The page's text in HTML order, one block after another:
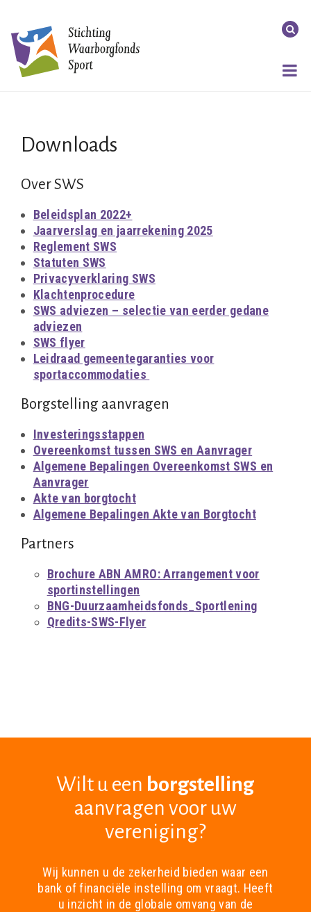
Downloads
Over SWS
Beleidsplan 2022+
Jaarverslag en jaarrekening 2025
Reglement SWS
Statuten SWS
Privacyverklaring SWS
Klachtenprocedure
SWS adviezen – selectie van eerder gedane
adviezen
SWS flyer
Leidraad gemeentegaranties voor
sportaccommodaties
Borgstelling aanvragen
Investeringsstappen
Overeenkomst tussen SWS en Aanvrager
Algemene Bepalingen Overeenkomst SWS en
Aanvrager
Akte van borgtocht
Algemene Bepalingen Akte van Borgtocht
Partners
Brochure ABN AMRO: Arrangement voor
sportinstellingen
BNG-Duurzaamheidsfonds_Sportlening
Qredits-SWS-Flyer
Wilt u een borgstelling
aanvragen voor uw
vereniging?
Wij kunnen u de zekerheid bieden waar een
bank of financiële instelling om vraagt. Heeft
u inzicht in de globale omvang van de